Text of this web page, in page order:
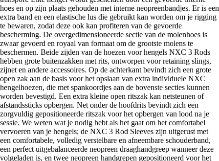
hoes en op zijn plaats gehouden met interne neopreenbandjes. Er is een
extra band en een elastische lus die gebruikt kan worden om je rigging
te bewaren, zodat deze ook kan profiteren van de gevoerde
bescherming. De overgedimensioneerde sectie van de molenhoes is
zwaar gevoerd en royaal van formaat om de grootste molens te
beschermen. Beide zijden van de hoezen voor hengels NXC 3 Rods
hebben grote buitenzakken met rits, ontworpen voor retaining slings,
zijnet en andere accessoires. Op de achterkant bevindt zich een grote
open zak aan de basis voor het opslaan van extra individuele NXC
hengelhoezen, die met spankoordjes aan de bovenste secties kunnen
worden bevestigd. Een extra kleine open ritszak kan netsteunen of
afstandssticks opbergen. Net onder de hoofdrits bevindt zich een
zorgvuldig gepositioneerde ritszak voor het opbergen van lood na je
sessie. We weten wat je nodig hebt als het gaat om het comfortabel
vervoeren van je hengels; de NXC 3 Rod Sleeves zijn uitgerust met
een comfortabele, volledig verstelbare en afneembare schouderband,
een perfect uitgebalanceerde neopreen draaghandgreep wanneer deze
volgeladen is, en twee neopreen handgrepen gepositioneerd voor het